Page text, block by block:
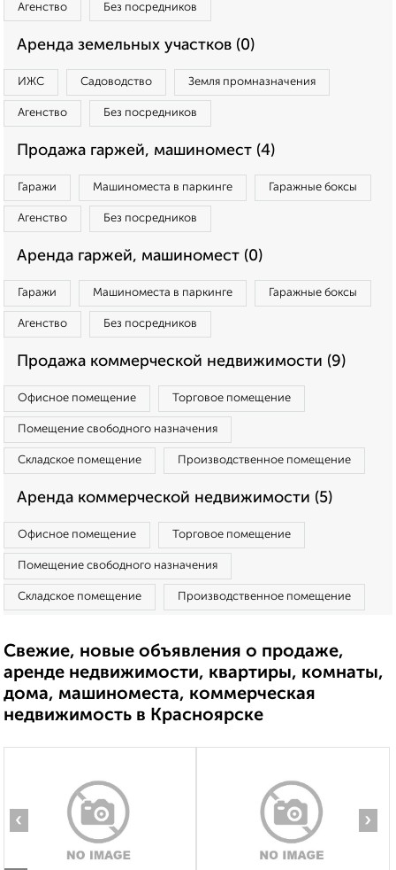
Агенство Без посредников
Аренда земельных участков (0)
ИЖС Садоводство Земля промназначения
Агенство Без посредников
Продажа гаржей, машиномест (4)
Гаражи Машиноместа в паркинге Гаражные боксы
Агенство Без посредников
Аренда гаржей, машиномест (0)
Гаражи Машиноместа в паркинге Гаражные боксы
Агенство Без посредников
Продажа коммерческой недвижимости (9)
Офисное помещение Торговое помещение
Помещение свободного назначения
Складское помещение Производственное помещение
Аренда коммерческой недвижимости (5)
Офисное помещение Торговое помещение
Помещение свободного назначения
Складское помещение Производственное помещение
Свежие, новые объявления о продаже,
аренде недвижимости, квартиры, комнаты,
дома, машиноместа, коммерческая
недвижимость в Красноярске
‹ ›